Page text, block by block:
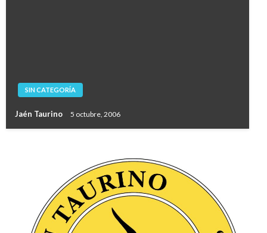
SIN CATEGORÍA
Jaén Taurino 5 octubre, 2006